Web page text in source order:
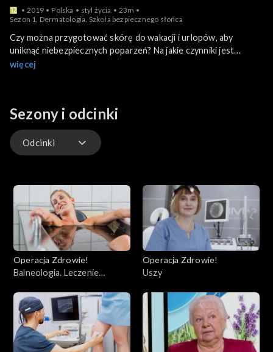
2019 Polska styl życia
23m
Sezon 1, Dermatologia. Szkoła bezpiecznego słońca
Czy można przygotować skórę do wakacji i urlopów, aby
uniknąć niebezpiecznych poparzeń? Na jakie czynniki jest
narażona latem i jakie zabiegi i kosmetyki wspomogą naszą
więcej
Sezony i odcinki
Odcinki
Operacja Zdrowie!
Balneologia. Leczenie
Operacja Zdrowie!
Uszy